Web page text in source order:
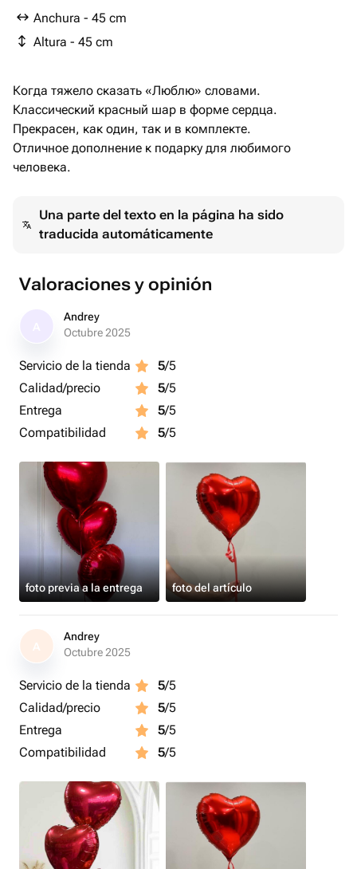
Anchura - 45 cm
Altura - 45 cm
Когда тяжело сказать «Люблю» словами.
Классический красный шар в форме сердца.
Прекрасен, как один, так и в комплекте.
Отличное дополнение к подарку для любимого
человека.
Una parte del texto en la página ha sido
traducida automáticamente
Valoraciones y opinión
Andrey
Octubre 2025
Servicio de la tienda 5/5
Calidad/precio
5/5
Entrega
5/5
Compatibilidad
5/5
foto previa a la entrega foto del artículo
A
Andrey
Octubre 2025
Servicio de la tienda 5/5
Calidad/precio
5/5
Entrega
5/5
Compatibilidad
5/5